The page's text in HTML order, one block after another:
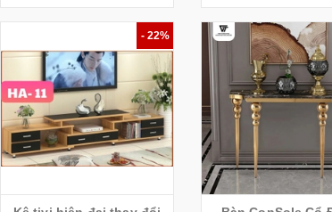
- 22%